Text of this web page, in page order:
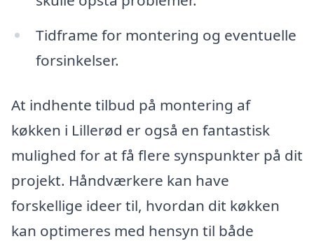
Tidframe for montering og eventuelle
forsinkelser.
At indhente tilbud på montering af
køkken i Lillerød er også en fantastisk
mulighed for at få flere synspunkter på dit
projekt. Håndværkere kan have
forskellige ideer til, hvordan dit køkken
kan optimeres med hensyn til både